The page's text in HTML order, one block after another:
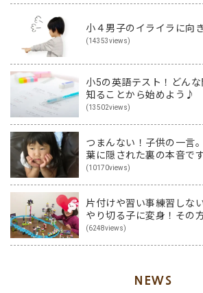
小４男子のイライラに向
(14353views)
小5の英語テスト！どん
知ることから始めよう♪
(13502views)
つまんない！子供の一言
葉に隠された裏の本音で
(10170views)
片付けや習い事練習しな
やり切る子に変身！その
(6248views)
NEWS